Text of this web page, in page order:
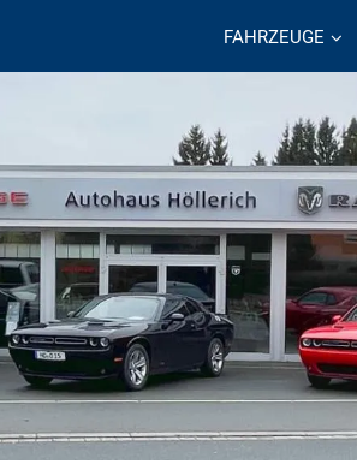
FAHRZEUGE